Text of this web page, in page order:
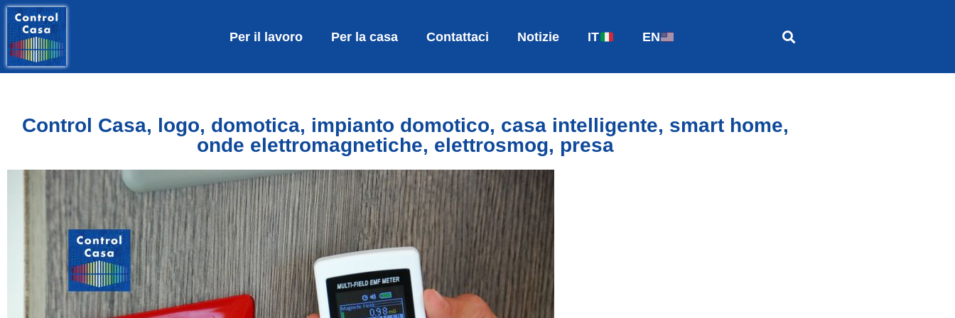
Per il lavoro Per la casa Contattaci Notizie IT EN
Control Casa, logo, domotica, impianto domotico, casa intelligente, smart home,
onde elettromagnetiche, elettrosmog, presa